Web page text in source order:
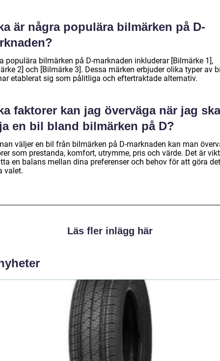
är några populära bilmärken på D-
populära bilmärken på D-marknaden inkluderar [Bilmärke 1],
2] och [Bilmärke 3]. Dessa märken erbjuder olika typer av
etablerat sig som pålitliga och eftertraktade alternativ.
faktorer kan jag överväga när jag ska
en bil bland bilmärken på D?
väljer en bil från bilmärken på D-marknaden kan man
som prestanda, komfort, utrymme, pris och värde. Det är
en balans mellan dina preferenser och behov för att göra det
valet.
Läs fler inlägg här